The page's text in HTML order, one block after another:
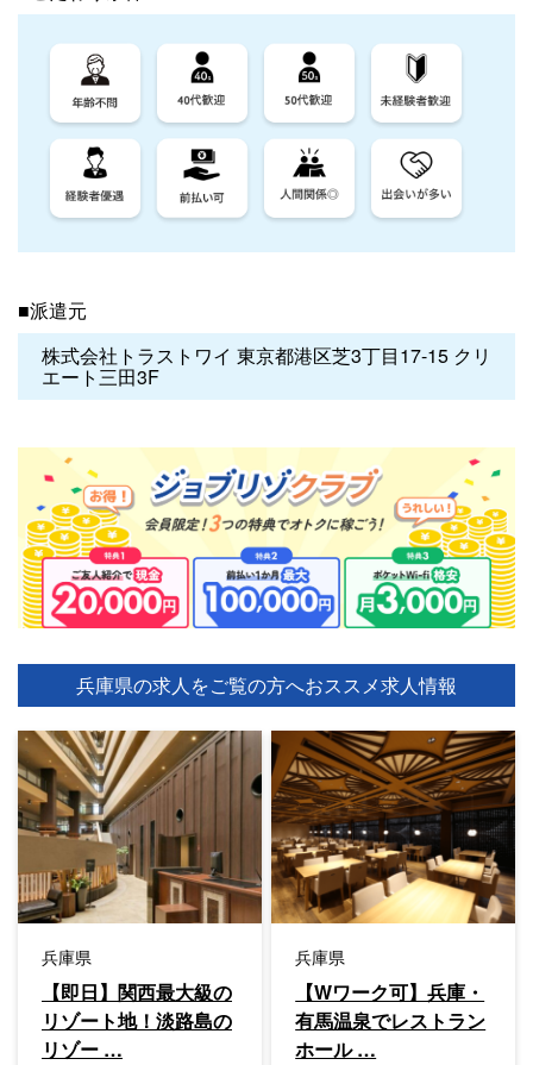
■派遣元
株式会社トラストワイ 東京都港区芝3丁目17-15 クリ
エート三田3F
兵庫県の求人をご覧の方へおススメ求人情報
兵庫県
【即日】関西最大級の
リゾート地！淡路島の
リゾー …
兵庫県
【Wワーク可】兵庫・
有馬温泉でレストラン
ホール …